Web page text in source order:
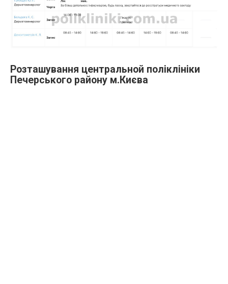
Розташування центральной поліклініки
Печерського району м.Києва